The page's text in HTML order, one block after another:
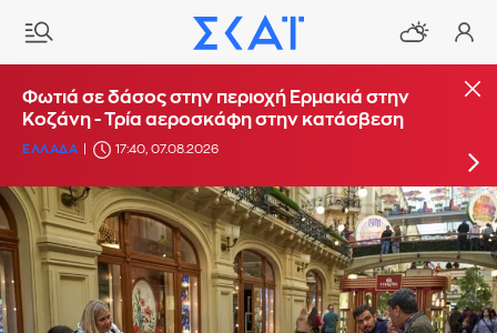
Φωτιά στο Στεφάνι Κορίνθου: Μήνυμα από το
112 για ετοιμότητα - Αντιδήμαρχος: Ξεκίνησε
από φωτοβολταϊκά
Φωτιά σε δάσος στην περιοχή Ερμακιά στην
Κοζάνη - Τρία αεροσκάφη στην κατάσβεση
ΕΛΛΑΔΑ 17:40, 07.08.2026